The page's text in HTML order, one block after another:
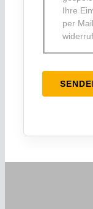
Ihre
per